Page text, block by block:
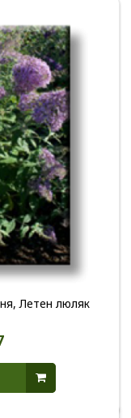
Летен люляк